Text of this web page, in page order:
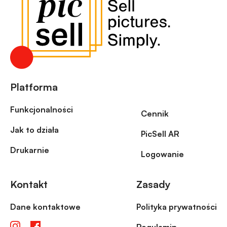
Platforma
Funkcjonalności
Jak to działa
Drukarnie
Cennik
PicSell AR
Logowanie
Kontakt
Dane kontaktowe
Zasady
Polityka prywatności